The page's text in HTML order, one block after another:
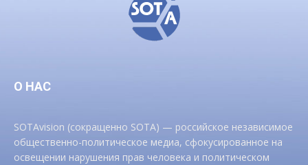
О НАС
SOTAvision (сокращенно SOTA) — российское независимое
общественно-политическое медиа, сфокусированное на
освещении нарушения прав человека и политическом